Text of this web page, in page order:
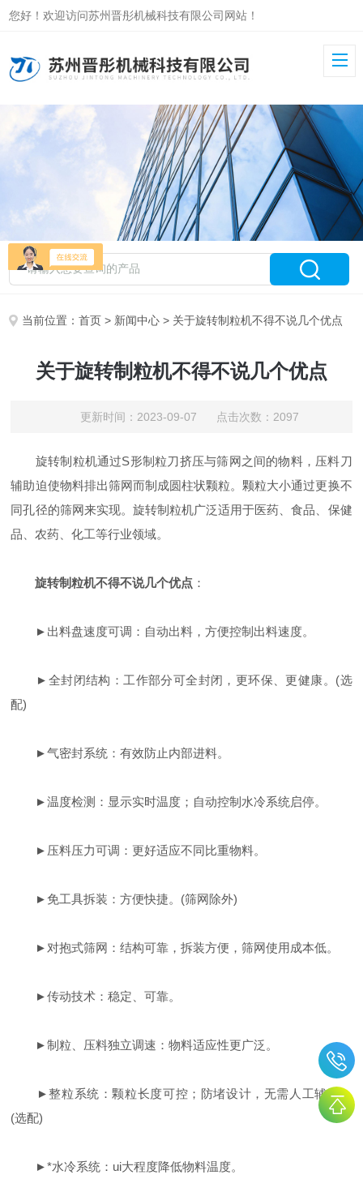
您好！欢迎访问苏州晋彤机械科技有限公司网站！
当前位置：首页 > 新闻中心 > 关于旋转制粒机不得不说几个优点
关于旋转制粒机不得不说几个优点
更新时间：2023-09-07 点击次数：2097
旋转制粒机通过S形制粒刀挤压与筛网之间的物料，压料刀
辅助迫使物料排出筛网而制成圆柱状颗粒。颗粒大小通过更换不
同孔径的筛网来实现。旋转制粒机广泛适用于医药、食品、保健
品、农药、化工等行业领域。
旋转制粒机不得不说几个优点 ：
► 出料盘速度可调：自动出料，方便控制出料速度。
► 全封闭结构：工作部分可全封闭，更环保、更健康。(选
配)
►气密封系统：有效防止内部进料。
►温度检测：显示实时温度；自动控制水冷系统启停。
► 压料压力可调：更好适应不同比重物料。
►免工具拆装：方便快捷。(筛网除外)
► 对抱式筛网：结构可靠，拆装方便，筛网使用成本低。
►传动技术：稳定、可靠。
►制粒、压料独立调速：物料适应性更广泛。
►整粒系统：颗粒长度可控；防堵设计，无需人工辅助。
(选配)
►*水冷系统：ui大程度降低物料温度。